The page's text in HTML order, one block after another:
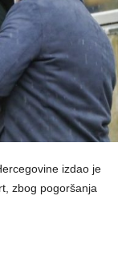
izdao je
zbog pogoršanja